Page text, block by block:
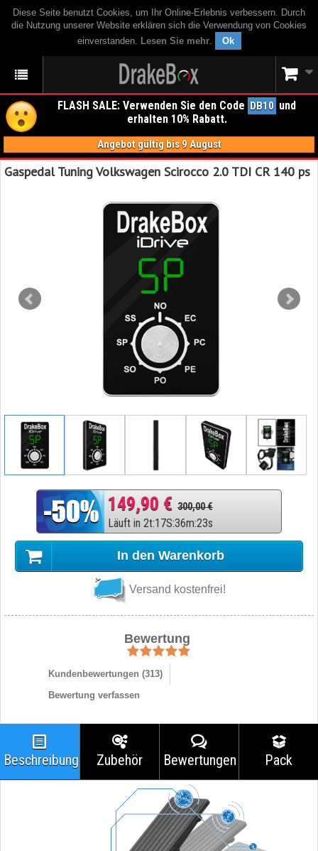
Diese Seite benutzt Cookies, um Ihr Online-Erlebnis verbessern. Durch
die Nutzung unserer Website erklären sich die Verwendung von Cookies
einverstanden. Lesen Sie mehr. Ok
FLASH SALE: Verwenden Sie den Code DB10 und
erhalten 10% Rabatt.
Angebot gültig bis 9 August
Gaspedal Tuning Volkswagen Scirocco 2.0 TDI CR 140 ps
149,90 € 300,00 €
Läuft in 2t:17S:36m:22s
In den Warenkorb
Versand kostenfrei!
Bewertung
Kundenbewertungen (313)
Bewertung verfassen
Beschreibung Zubehör Bewertungen Pack